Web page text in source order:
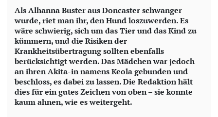
Als Alhanna Buster aus Doncaster schwanger
wurde, riet man ihr, den Hund loszuwerden. Es
wäre schwierig, sich um das Tier und das Kind zu
kümmern, und die Risiken der
Krankheitsübertragung sollten ebenfalls
berücksichtigt werden. Das Mädchen war jedoch
an ihren Akita-in namens Keola gebunden und
beschloss, es dabei zu lassen. Die Redaktion hält
dies für ein gutes Zeichen von oben – sie konnte
kaum ahnen, wie es weitergeht.